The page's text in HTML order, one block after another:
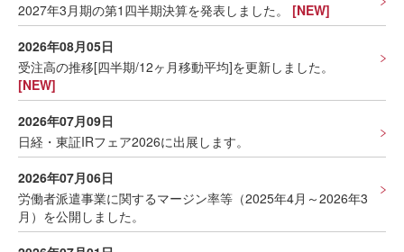
2027年3月期の第1四半期決算を発表しました。 [NEW]
2026年08月05日
受注高の推移[四半期/12ヶ月移動平均]を更新しました。
[NEW]
2026年07月09日
日経・東証IRフェア2026に出展します。
2026年07月06日
労働者派遣事業に関するマージン率等（2025年4月～2026年3
月）を公開しました。